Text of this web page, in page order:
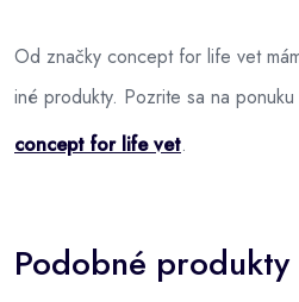
Od značky concept for life vet
iné produkty. Pozrite sa na ponuku
concept for life vet.
Podobné produkty